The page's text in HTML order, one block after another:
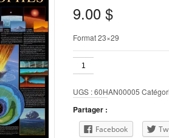
9.00 $
Format 23×29
quantité
de
Catastrophes
UGS :60HAN00005
Partager :
Facebook